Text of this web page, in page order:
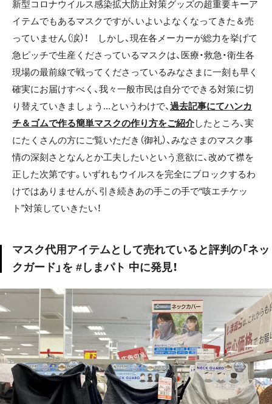
新型コロナウイルス感染拡大防止対策グッズの超重要キーア
イテムでもあるマスクですが、いよいよなくなってきた＆売
っていません（涙）！ しかし、現在各メーカーが総力を挙げて
急ピッチで生産くださっているマスクは、医療・救急・衛生各
現場の最前線で戦ってくださっているみなさまに一刻も早く
確実にお届けすべく、我々一般市民は自分でできる対策に切
り替えていきましょう...というわけで、 過去記事にてハンカ
チ＆ゴムで作る簡単マスクの作り方をご紹介したところ、実
にたくさんの方にご覧いただき（御礼）、みなさまのマスク事
情の深刻さとなんとか工夫したいという意欲に、改めて襟を
正した次第です。いずれもウイルスを完全にブロックするわ
けではありませんが、引き続きあの手この手で“咳エチケッ
ト”対策していきたい！
マスク代用アイテムとして売れていると評判の「ネッ
クガード」を #しまパト 中に発見！